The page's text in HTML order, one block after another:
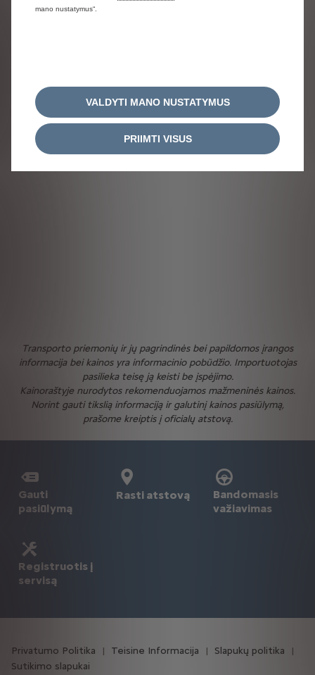
Transporto priemonių ir jų pagrindinės bei papildomos įrangos
informacija bei kainos yra informacinio pobūdžio. Importuotojas
pasilieka teisę ją keisti be įspėjimo.
Kainoraštyje nurodytos rekomenduojamos mažmeninės kainos.
Norint gauti tikslią informaciją ir galutinį kainos pasiūlymą,
prašome kreiptis į oficialų atstovą.
Gauti
pasiūlymą
Rasti atstovą
Bandomasis
važiavimas
Registruotis į
servisą
Privatumo Politika Teisine Informacija
Slapukų politika
Sutikimo slapukai
mano nustatymus“.
VALDYTI MANO NUSTATYMUS
PRIIMTI VISUS